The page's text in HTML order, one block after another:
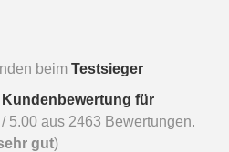
beim Testsieger
für
/ 5.00 aus 2463 Bewertungen.
gut)